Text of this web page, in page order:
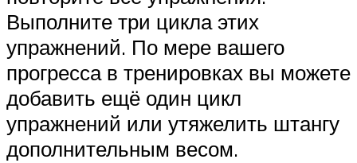
Выполните три цикла этих
упражнений. По мере вашего
прогресса в тренировках вы можете
добавить ещё один цикл
упражнений или утяжелить штангу
дополнительным весом.